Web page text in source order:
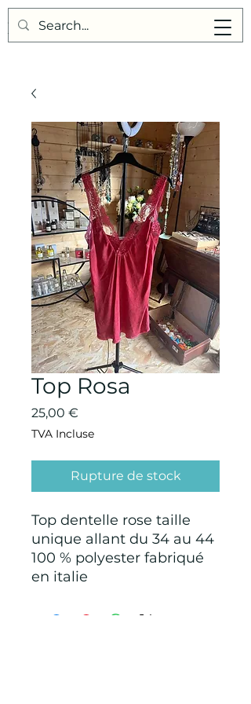
Points de Suture
Top Rosa
25,00 €
TVA Incluse
Rupture de stock
Top dentelle rose taille
unique allant du 34 au 44
100 % polyester fabriqué
en italie